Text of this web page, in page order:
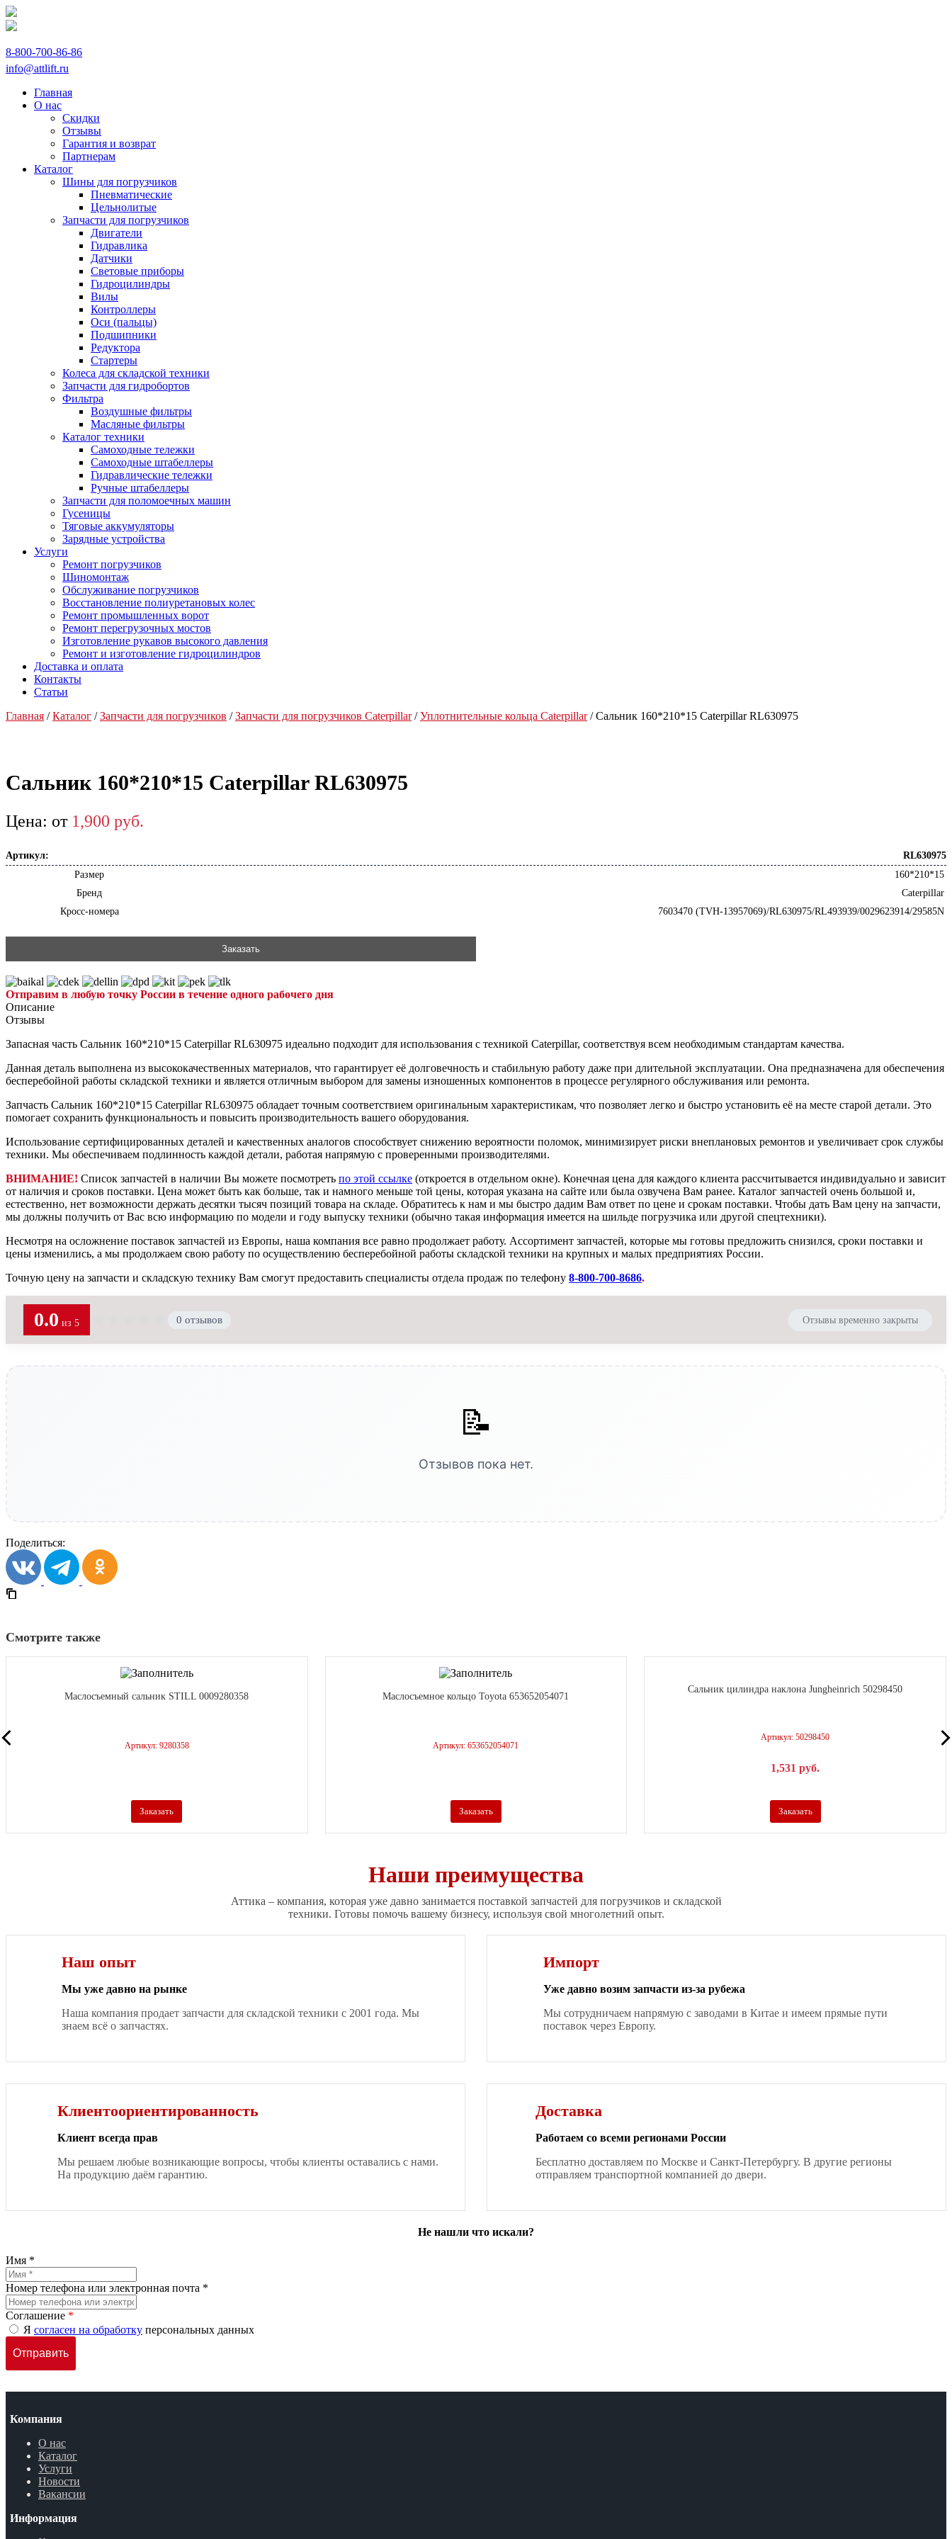
8-800-700-86-86
info@attlift.ru
Главная
О нас
Скидки
Отзывы
Гарантия и возврат
Партнерам
Каталог
Шины для погрузчиков
Пневматические
Цельнолитые
Запчасти для погрузчиков
Двигатели
Гидравлика
Датчики
Световые приборы
Гидроцилиндры
Вилы
Контроллеры
Оси (пальцы)
Подшипники
Редуктора
Стартеры
Колеса для складской техники
Запчасти для гидробортов
Фильтра
Воздушные фильтры
Масляные фильтры
Каталог техники
Самоходные тележки
Самоходные штабеллеры
Гидравлические тележки
Ручные штабеллеры
Запчасти для поломоечных машин
Гусеницы
Тяговые аккумуляторы
Зарядные устройства
Услуги
Ремонт погрузчиков
Шиномонтаж
Обслуживание погрузчиков
Восстановление полиуретановых колес
Ремонт промышленных ворот
Ремонт перегрузочных мостов
Изготовление рукавов высокого давления
Ремонт и изготовление гидроцилиндров
Доставка и оплата
Контакты
Статьи
Главная /Каталог /Запчасти для погрузчиков /Запчасти для погрузчиков Caterpillar/Уплотнительные кольца Caterpillar/ Сальник 160*210*15 Caterpillar RL630975
Сальник 160*210*15 Caterpillar RL630975
от 1,900 руб.
Артикул:
RL630975
Размер
160*210*15
Бренд
Caterpillar
Кросс-номера
7603470 (TVH-13957069)/RL630975/RL493939/0029623914/29585N
Заказать
Отправим в любую точку России в течение одного рабочего дня
Описание
Отзывы
Запасная часть Сальник 160*210*15 Caterpillar RL630975 идеально подходит для использования с техникой Caterpillar, соответствуя всем необходимым стандартам качества.
Данная деталь выполнена из высококачественных материалов, что гарантирует её долговечность и стабильную работу даже при длительной эксплуатации. Она предназначена для обеспечения
бесперебойной работы складской техники и является отличным выбором для замены изношенных компонентов в процессе регулярного обслуживания или ремонта.
Запчасть Сальник 160*210*15 Caterpillar RL630975 обладает точным соответствием оригинальным характеристикам, что позволяет легко и быстро установить её на месте старой детали. Это
помогает сохранить функциональность и повысить производительность вашего оборудования.
Использование сертифицированных деталей и качественных аналогов способствует снижению вероятности поломок, минимизирует риски внеплановых ремонтов и увеличивает срок службы
техники. Мы обеспечиваем подлинность каждой детали, работая напрямую с проверенными производителями.
ВНИМАНИЕ! Список запчастей в наличии Вы можете посмотреть по этой ссылке (откроется в отдельном окне). Конечная цена для каждого клиента рассчитывается индивидуально и зависит
от наличия и сроков поставки. Цена может быть как больше, так и намного меньше той цены, которая указана на сайте или была озвучена Вам ранее. Каталог запчастей очень большой и,
естественно, нет возможности держать десятки тысяч позиций товара на складе. Обратитесь к нам и мы быстро дадим Вам ответ по цене и срокам поставки. Чтобы дать Вам цену на запчасти,
мы должны получить от Вас всю информацию по модели и году выпуску техники (обычно такая информация имеется на шильде погрузчика или другой спецтехники).
Несмотря на осложнение поставок запчастей из Европы, наша компания все равно продолжает работу. Ассортимент запчастей, которые мы готовы предложить снизился, сроки поставки и
цены изменились, а мы продолжаем свою работу по осуществлению бесперебойной работы складской техники на крупных и малых предприятиях России.
Точную цену на запчасти и складскую технику Вам смогут предоставить специалисты отдела продаж по телефону 8-800-700-8686.
0.0 из 5 0 отзывов Отзывы временно закрыты
📝
Отзывов пока нет.
Поделиться:
Смотрите также
Маслосъемный сальник STILL 0009280358
Артикул: 9280358
Заказать
Маслосъемное кольцо Toyota 653652054071
Артикул: 653652054071
Заказать
Сальник цилиндра наклона Jungheinrich 50298450
Артикул: 50298450
1,531руб.
Заказать
Наши преимущества
Аттика – компания, которая уже давно занимается поставкой запчастей для погрузчиков и складской
техники. Готовы помочь вашему бизнесу, используя свой многолетний опыт.
Наш опыт
Мы уже давно на рынке
Наша компания продает запчасти для складской техники с 2001 года. Мы
знаем всё о запчастях.
Импорт
Уже давно возим запчасти из-за рубежа
Мы сотрудничаем напрямую с заводами в Китае и имеем прямые пути
поставок через Европу.
Клиентоориентированность
Клиент всегда прав
Мы решаем любые возникающие вопросы, чтобы клиенты оставались с нами.
На продукцию даём гарантию.
Доставка
Работаем со всеми регионами России
Бесплатно доставляем по Москве и Санкт-Петербургу. В другие регионы
отправляем транспортной компанией до двери.
Не нашли что искали?
Имя *
Номер телефона или электронная почта *
Соглашение *
Я согласен на обработку персональных данных
Компания
О нас
Каталог
Услуги
Новости
Вакансии
Информация